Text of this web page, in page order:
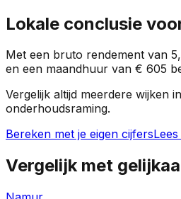
Lokale conclusie
Met een bruto rendement van
en een maandhuur van € 605
Vergelijk altijd meerdere wijken
onderhoudsraming.
Bereken met je eigen cijfers
Vergelijk met